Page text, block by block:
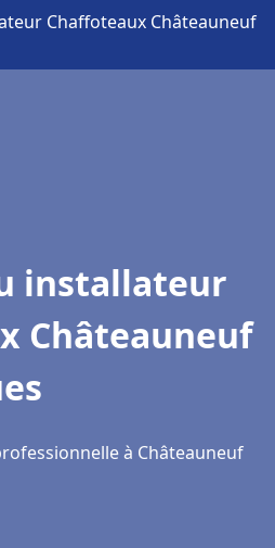
Chaffoteaux Châteauneuf
installateur
Châteauneuf
à Châteauneuf